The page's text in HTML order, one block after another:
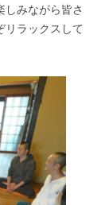
みながら皆さ
リラックスして